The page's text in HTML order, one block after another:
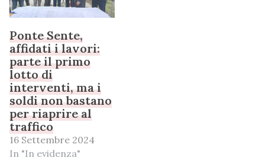
Ponte Sente,
affidati i lavori:
parte il primo
lotto di
interventi, ma i
soldi non bastano
per riaprire al
traffico
16 Settembre 2024
In "In evidenza"